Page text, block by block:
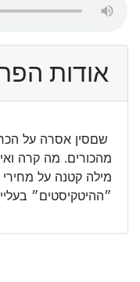
אודות
שםסין אסרה על
מהכורים. מה קרה
מילה קטנה על
״ההיטקיסטים״